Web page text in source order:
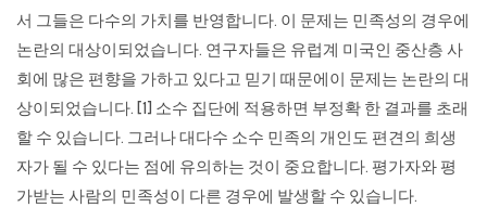
서 그들은 다수의 가치를 반영합니다. 이 문제는 민족성의 경우에
논란의 대상이되었습니다. 연구자들은 유럽계 미국인 중산층 사
회에 많은 편향을 가하고 있다고 믿기 때문에이 문제는 논란의 대
상이되었습니다. [1] 소수 집단에 적용하면 부정확 한 결과를 초래
할 수 있습니다. 그러나 대다수 소수 민족의 개인도 편견의 희생
자가 될 수 있다는 점에 유의하는 것이 중요합니다. 평가자와 평
가받는 사람의 민족성이 다른 경우에 발생할 수 있습니다.